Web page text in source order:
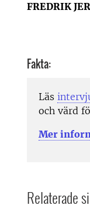
FREDRIK
Fakta:
Läs
och värd
Mer
Relaterade